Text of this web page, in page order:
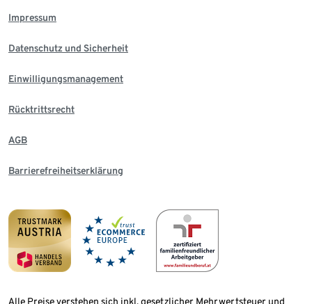
Impressum
Datenschutz und Sicherheit
Einwilligungsmanagement
Rücktrittsrecht
AGB
Barrierefreiheitserklärung
Alle Preise verstehen sich inkl. gesetzlicher Mehrwertsteuer und